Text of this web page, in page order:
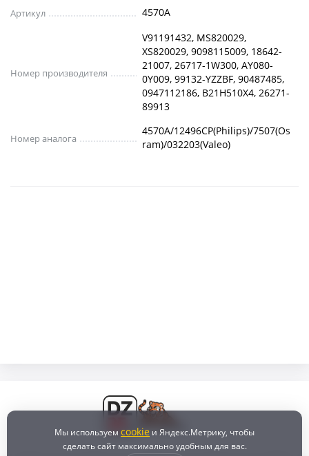
Артикул 4570A
Номер производителя
V91191432, MS820029,
XS820029, 9098115009, 18642-
21007, 26717-1W300, AY080-
0Y009, 99132-YZZBF, 90487485,
0947112186, B21H510X4, 26271-
89913
Номер аналога
4570A/12496CP(Philips)/7507(Os
ram)/032203(Valeo)
Мы используем cookie и Яндекс.Метрику, чтобы
сделать сайт максимально удобным для вас.